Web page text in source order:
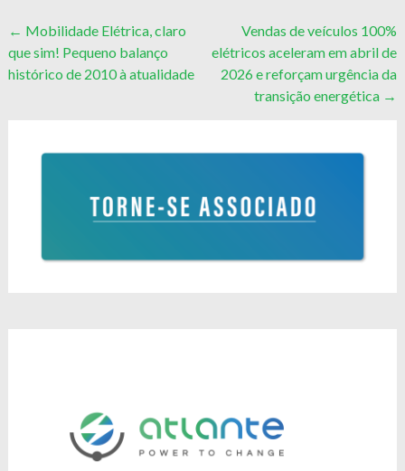
Post
navigation
← Mobilidade Elétrica, claro
que sim! Pequeno balanço
histórico de 2010 à atualidade
Vendas de veículos 100%
elétricos aceleram em abril de
2026 e reforçam urgência da
transição energética →